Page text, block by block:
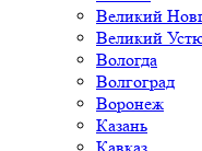
Великий
Великий
Вологда
Волгоград
Воронеж
Казань